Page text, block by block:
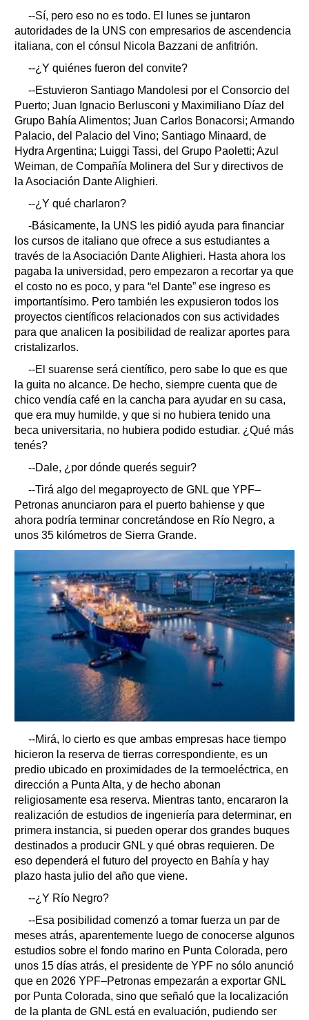
--Sí, pero eso no es todo. El lunes se juntaron
autoridades de la UNS con empresarios de ascendencia
italiana, con el cónsul Nicola Bazzani de anfitrión.
--¿Y quiénes fueron del convite?
--Estuvieron Santiago Mandolesi por el Consorcio del
Puerto; Juan Ignacio Berlusconi y Maximiliano Díaz del
Grupo Bahía Alimentos; Juan Carlos Bonacorsi; Armando
Palacio, del Palacio del Vino; Santiago Minaard, de
Hydra Argentina; Luiggi Tassi, del Grupo Paoletti; Azul
Weiman, de Compañía Molinera del Sur y directivos de
la Asociación Dante Alighieri.
--¿Y qué charlaron?
-Básicamente, la UNS les pidió ayuda para financiar
los cursos de italiano que ofrece a sus estudiantes a
través de la Asociación Dante Alighieri. Hasta ahora los
pagaba la universidad, pero empezaron a recortar ya que
el costo no es poco, y para “el Dante” ese ingreso es
importantísimo. Pero también les expusieron todos los
proyectos científicos relacionados con sus actividades
para que analicen la posibilidad de realizar aportes para
cristalizarlos.
--El suarense será científico, pero sabe lo que es que
la guita no alcance. De hecho, siempre cuenta que de
chico vendía café en la cancha para ayudar en su casa,
que era muy humilde, y que si no hubiera tenido una
beca universitaria, no hubiera podido estudiar. ¿Qué más
tenés?
--Dale, ¿por dónde querés seguir?
--Tirá algo del megaproyecto de GNL que YPF–
Petronas anunciaron para el puerto bahiense y que
ahora podría terminar concretándose en Río Negro, a
unos 35 kilómetros de Sierra Grande.
--Mirá, lo cierto es que ambas empresas hace tiempo
hicieron la reserva de tierras correspondiente, es un
predio ubicado en proximidades de la termoeléctrica, en
dirección a Punta Alta, y de hecho abonan
religiosamente esa reserva. Mientras tanto, encararon la
realización de estudios de ingeniería para determinar, en
primera instancia, si pueden operar dos grandes buques
destinados a producir GNL y qué obras requieren. De
eso dependerá el futuro del proyecto en Bahía y hay
plazo hasta julio del año que viene.
--¿Y Río Negro?
--Esa posibilidad comenzó a tomar fuerza un par de
meses atrás, aparentemente luego de conocerse algunos
estudios sobre el fondo marino en Punta Colorada, pero
unos 15 días atrás, el presidente de YPF no sólo anunció
que en 2026 YPF–Petronas empezarán a exportar GNL
por Punta Colorada, sino que señaló que la localización
de la planta de GNL está en evaluación, pudiendo ser